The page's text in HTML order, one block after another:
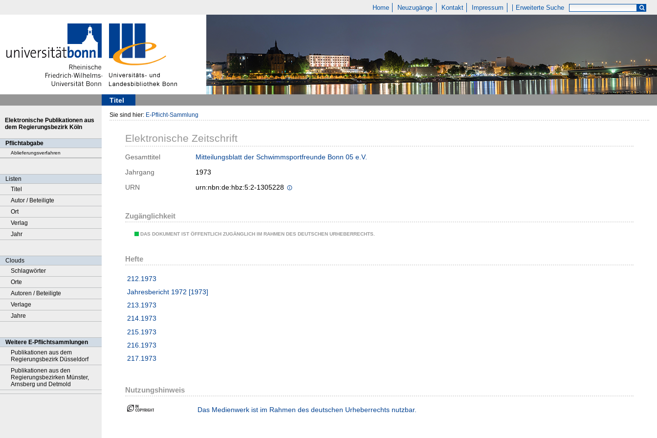
Home Neuzugänge Kontakt Impressum Erweiterte Suche
Titel
Elektronische Publikationen aus
dem Regierungsbezirk Köln
Pflichtabgabe
Ablieferungsverfahren
Listen
Titel
Autor / Beteiligte
Ort
Verlag
Jahr
Clouds
Schlagwörter
Orte
Autoren / Beteiligte
Verlage
Jahre
Weitere E-Pflichtsammlungen
Publikationen aus dem
Regierungsbezirk Düsseldorf
Publikationen aus den
Regierungsbezirken Münster,
Arnsberg und Detmold
Sie sind hier: E-Pflicht-Sammlung
Elektronische Zeitschrift
Gesamttitel
Mitteilungsblatt der Schwimmsportfreunde Bonn 05 e.V.
Jahrgang
1973
URN
urn:nbn:de:hbz:5:2-1305228
Zugänglichkeit
DAS DOKUMENT IST ÖFFENTLICH ZUGÄNGLICH IM RAHMEN DES DEUTSCHEN URHEBERRECHTS.
Hefte
212.1973
Jahresbericht 1972 [1973]
213.1973
214.1973
215.1973
216.1973
217.1973
Nutzungshinweis
Das Medienwerk ist im Rahmen des deutschen Urheberrechts nutzbar.